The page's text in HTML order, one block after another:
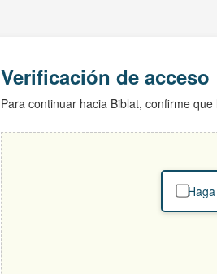
Verificación de acceso
Para continuar hacia Biblat, confirme